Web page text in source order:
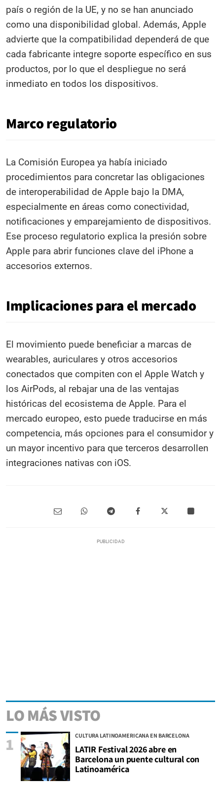
país o región de la UE, y no se han anunciado
como una disponibilidad global. Además, Apple
advierte que la compatibilidad dependerá de que
cada fabricante integre soporte específico en sus
productos, por lo que el despliegue no será
inmediato en todos los dispositivos.
Marco regulatorio
La Comisión Europea ya había iniciado
procedimientos para concretar las obligaciones
de interoperabilidad de Apple bajo la DMA,
especialmente en áreas como conectividad,
notificaciones y emparejamiento de dispositivos.
Ese proceso regulatorio explica la presión sobre
Apple para abrir funciones clave del iPhone a
accesorios externos.
Implicaciones para el mercado
El movimiento puede beneficiar a marcas de
wearables, auriculares y otros accesorios
conectados que compiten con el Apple Watch y
los AirPods, al rebajar una de las ventajas
históricas del ecosistema de Apple. Para el
mercado europeo, esto puede traducirse en más
competencia, más opciones para el consumidor y
un mayor incentivo para que terceros desarrollen
integraciones nativas con iOS.
LO MÁS VISTO
CULTURA LATINOAMERICANA EN BARCELONA
LATIR Festival 2026 abre en
Barcelona un puente cultural con
Latinoamérica
1